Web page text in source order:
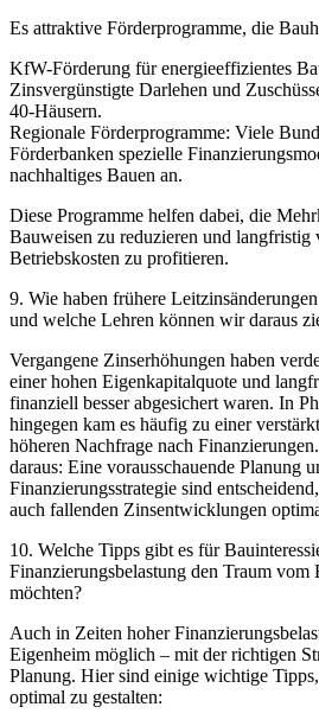
Es attraktive Förderprogramme, die
KfW-Förderung für energieeffizientes
Zinsvergünstigte Darlehen und
40-Häusern.
Regionale Förderprogramme: Viele
Förderbanken spezielle
nachhaltiges Bauen an.
Diese Programme helfen dabei, die
Bauweisen zu reduzieren und langfristig
Betriebskosten zu profitieren.
9. Wie haben frühere
und welche Lehren können wir daraus
Vergangene Zinserhöhungen haben
einer hohen Eigenkapitalquote und
finanziell besser abgesichert waren. In
hingegen kam es häufig zu einer
höheren Nachfrage nach
daraus: Eine vorausschauende Planung
Finanzierungsstrategie sind
auch fallenden Zinsentwicklungen
10. Welche Tipps gibt es für
Finanzierungsbelastung den Traum vom
möchten?
Auch in Zeiten hoher
Eigenheim möglich – mit der richtigen
Planung. Hier sind einige wichtige
optimal zu gestalten: